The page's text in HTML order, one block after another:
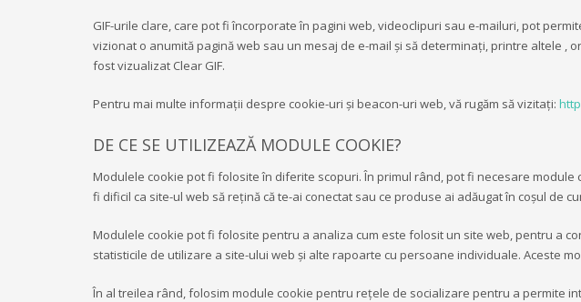
GIF-urile clare, care pot fi încorporate în pagini web, videoclipuri sau e-mailuri, pot
vizionat o anumită pagină web sau un mesaj de e-mail și să determinați, printre altele ,
fost vizualizat Clear GIF.
Pentru mai multe informații despre cookie-uri și beacon-uri web, vă rugăm să vizitați:
DE CE SE UTILIZEAZĂ MODULE COOKIE?
Modulele cookie pot fi folosite în diferite scopuri. În primul rând, pot fi necesare
fi dificil ca site-ul web să reţină că te-ai conectat sau ce produse ai adăugat în coşul de
Modulele cookie pot fi folosite pentru a analiza cum este folosit un site web, pentru a
statisticile de utilizare a site-ului web şi alte rapoarte cu persoane individuale. Aceste
În al treilea rând, folosim module cookie pentru reţele de socializare pentru a permite